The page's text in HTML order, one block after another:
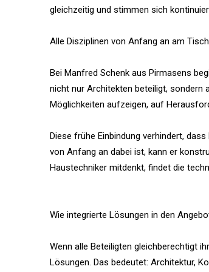
gleichzeitig und stimmen sich
Alle Disziplinen von Anfang an am Tisch
Bei Manfred Schenk aus Pirmasens
nicht nur Architekten beteiligt, sondern
Möglichkeiten aufzeigen, auf
Diese frühe Einbindung verhindert,
von Anfang an dabei ist, kann er
Haustechniker mitdenkt, findet die
Wie integrierte Lösungen in den
Wenn alle Beteiligten gleichberechtigt
Lösungen. Das bedeutet: Architektur,